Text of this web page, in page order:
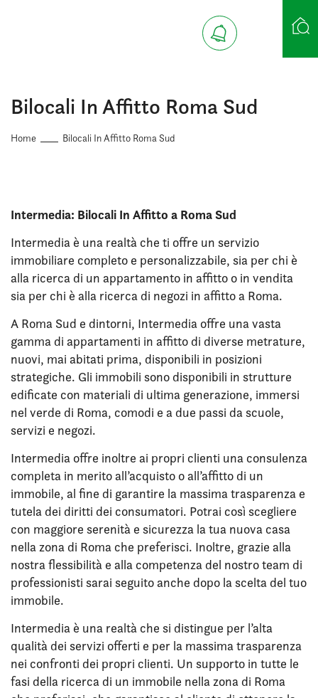
Bilocali In Affitto Roma Sud
Home Bilocali In Affitto Roma Sud
Intermedia: Bilocali In Affitto a Roma Sud
Intermedia è una realtà che ti offre un servizio
immobiliare completo e personalizzabile, sia per chi è
alla ricerca di un appartamento in affitto o in vendita
sia per chi è alla ricerca di negozi in affitto a Roma.
A Roma Sud e dintorni, Intermedia offre una vasta
gamma di appartamenti in affitto di diverse metrature,
nuovi, mai abitati prima, disponibili in posizioni
strategiche. Gli immobili sono disponibili in strutture
edificate con materiali di ultima generazione, immersi
nel verde di Roma, comodi e a due passi da scuole,
servizi e negozi.
Intermedia offre inoltre ai propri clienti una consulenza
completa in merito all’acquisto o all’affitto di un
immobile, al fine di garantire la massima trasparenza e
tutela dei diritti dei consumatori. Potrai così scegliere
con maggiore serenità e sicurezza la tua nuova casa
nella zona di Roma che preferisci. Inoltre, grazie alla
nostra flessibilità e alla competenza del nostro team di
professionisti sarai seguito anche dopo la scelta del tuo
immobile.
Intermedia è una realtà che si distingue per l’alta
qualità dei servizi offerti e per la massima trasparenza
nei confronti dei propri clienti. Un supporto in tutte le
fasi della ricerca di un immobile nella zona di Roma